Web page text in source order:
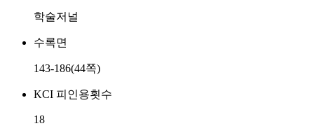
학술저널
수록면
143-186(44쪽)
KCI 피인용횟수
18